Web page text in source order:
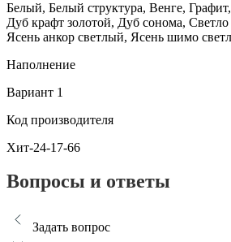
Белый, Белый структура, Венге,
Дуб крафт золотой, Дуб сонома,
Ясень анкор светлый, Ясень шимо
Наполнение
Вариант 1
Код производителя
Хит-24-17-66
Вопросы и ответы
Задать вопрос